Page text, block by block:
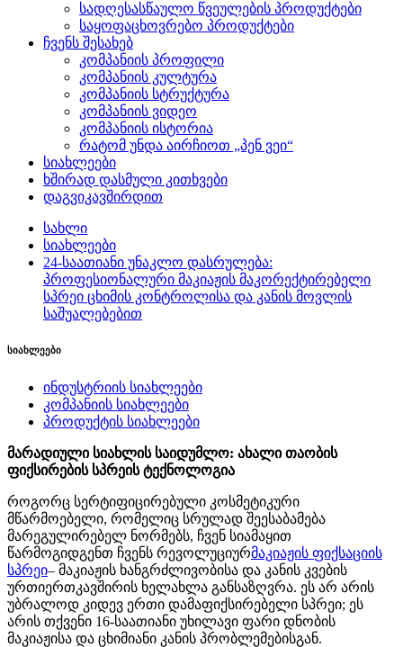
სადღესასწაულო წვეულების პროდუქტები
საყოფაცხოვრებო პროდუქტები
ჩვენს შესახებ
კომპანიის პროფილი
კომპანიის კულტურა
კომპანიის სტრუქტურა
კომპანიის ვიდეო
კომპანიის ისტორია
რატომ უნდა აირჩიოთ „პენ ვეი“
სიახლეები
ხშირად დასმული კითხვები
დაგვიკავშირდით
სახლი
სიახლეები
24-საათიანი უნაკლო დასრულება:
პროფესიონალური მაკიაჟის მაკორექტირებელი
სპრეი ცხიმის კონტროლისა და კანის მოვლის
საშუალებებით
სიახლეები
ინდუსტრიის სიახლეები
კომპანიის სიახლეები
პროდუქტის სიახლეები
მარადიული სიახლის საიდუმლო: ახალი თაობის
ფიქსირების სპრეის ტექნოლოგია‌
როგორც სერტიფიცირებული კოსმეტიკური
მწარმოებელი, რომელიც სრულად შეესაბამება
მარეგულირებელ ნორმებს, ჩვენ სიამაყით
წარმოგიდგენთ ჩვენს რევოლუციურმაკიაჟის ფიქსაციის
სპრეი– მაკიაჟის ხანგრძლივობისა და კანის კვების
ურთიერთკავშირის ხელახლა განსაზღვრა. ეს არ არის
უბრალოდ კიდევ ერთი დამაფიქსირებელი სპრეი; ეს
არის თქვენი 16-საათიანი უხილავი ფარი დნობის
მაკიაჟისა და ცხიმიანი კანის პრობლემებისგან.